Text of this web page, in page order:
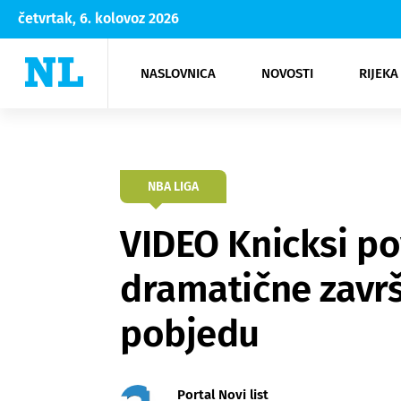
četvrtak, 6. kolovoz 2026
NASLOVNICA NOVOSTI
Rijeka Opatija
NK
Moda
Kultura
NBA LIGA
VIDEO Knicksi
dramatične
pobjedu
Portal Novi list